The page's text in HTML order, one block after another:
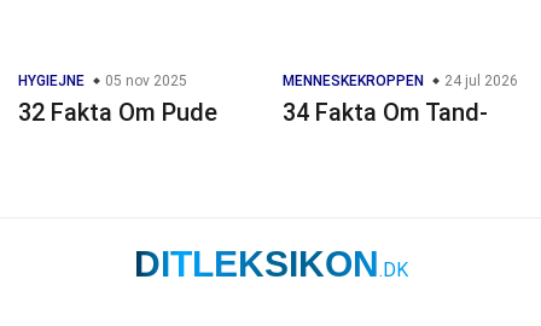
HYGIEJNE 05 nov 2025
32 Fakta Om Pude
MENNESKEKROPPEN 24 jul 2026
34 Fakta Om Tand-
DITLEKSIKON.DK